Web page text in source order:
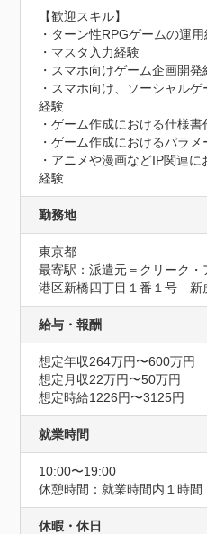
【歓迎スキル】
・ターン性RPGゲームの運
・マスタ入力経験
・スマホ向けゲーム企画開発
・スマホ向け、ソーシャル
経験
・ゲーム作成における仕様書
・ゲーム作成におけるパラ
・アニメや漫画などIP関連
経験
勤務地
東京都
最寄駅：派遣元＝クリーク
港区新橋四丁目１番１号　新
給与・報酬
想定年収264万円〜600万円
想定月収22万円〜50万円
想定時給1226円〜3125円
就業時間
10:00〜19:00
休憩時間：就業時間内１時間
休暇・休日